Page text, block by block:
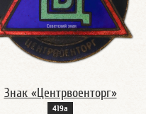
Знак «Центрвоенторг»
419а